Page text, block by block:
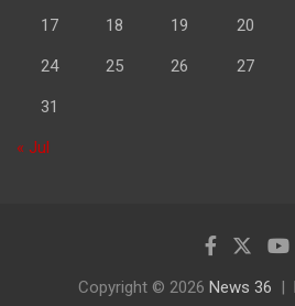
17 18 19 20
24 25 26 27
31
« Jul
Copyright © 2026 News 36